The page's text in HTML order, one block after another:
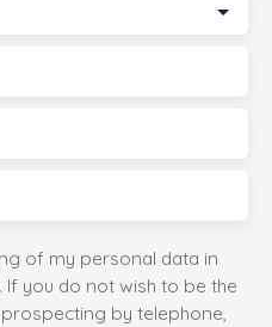
of my personal data in
If you do not wish to be the
by telephone,